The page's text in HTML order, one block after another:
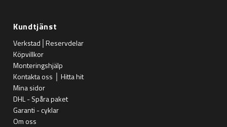
Kundtjänst
Verkstad│Reservdelar
Köpvillkor
Monteringshjälp
Kontakta oss │ Hitta hit
Mina sidor
DHL - Spåra paket
Garanti - cyklar
Om oss